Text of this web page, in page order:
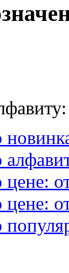
цене:
цене: